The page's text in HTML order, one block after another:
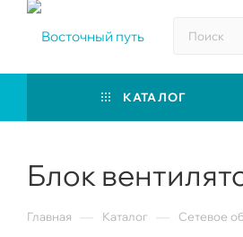
КАТАЛОГ
Блок
Главная Каталог Сетевое